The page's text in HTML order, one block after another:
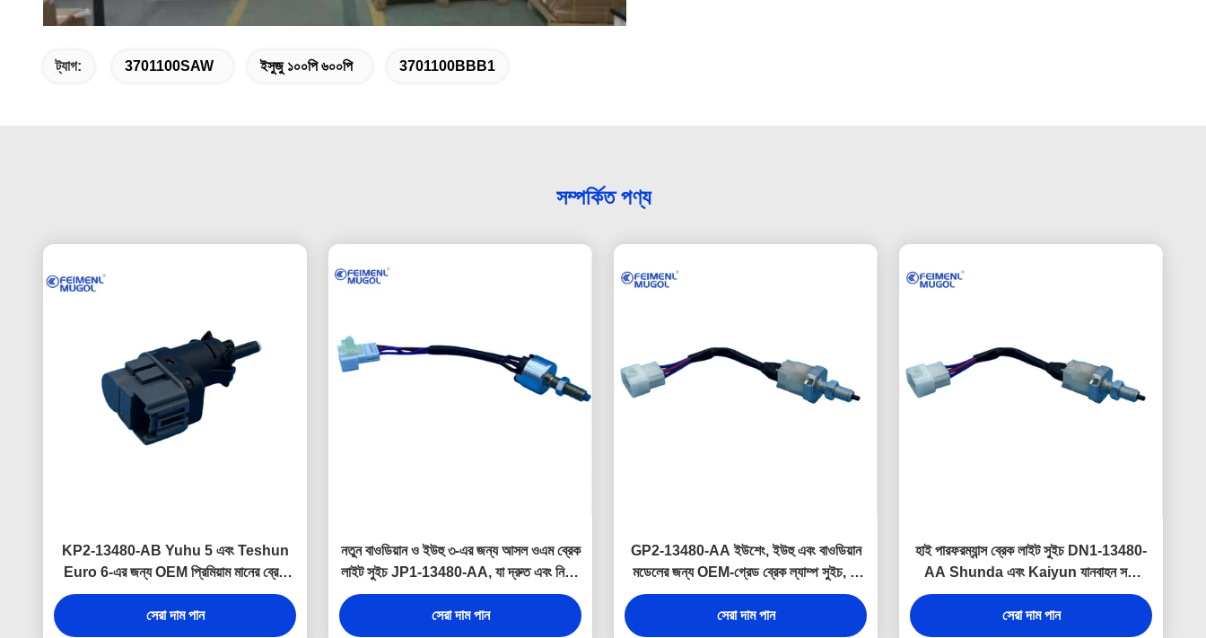
ট্যাগ: 3701100SAW ইসুজু ১০০পি ৬০০পি 3701100BBB1
সম্পর্কিত পণ্য
KP2-13480-AB Yuhu 5 এবং Teshun
Euro 6-এর জন্য OEM প্রিমিয়াম মানের ব্রেক
লাইট সুইচ প্রতিস্থাপন, যা নিখুঁতভাবে ফিট করার
গ্যারান্টি দিতে কারখানার স্পেসিফিকেশন অনুযায়ী তৈরি
সেরা দাম পান
নতুন বাওডিয়ান ও ইউহু ৩-এর জন্য আসল ওএম ব্রেক
লাইট সুইচ JP1-13480-AA, যা দ্রুত এবং নির্ভুল
ব্রেক লাইট সক্রিয়করণের জন্য তৈরি করা হয়েছে।
সেরা দাম পান
GP2-13480-AA ইউশেং, ইউহু এবং বাওডিয়ান
মডেলের জন্য OEM-গ্রেড ব্রেক ল্যাম্প সুইচ, যা
মসৃণ কার্যকারিতা এবং পরিধানের বিরুদ্ধে শক্তিশালী
প্রতিরোধের জন্য উচ্চ-মানের অভ্যন্তরীণ উপাদান
সেরা দাম পান
হাই পারফরম্যান্স ব্রেক লাইট সুইচ DN1-13480-
AA Shunda এবং Kaiyun যানবাহন সঙ্গে
সামঞ্জস্যপূর্ণ, নির্ভরযোগ্য ব্রেক সংকেত সক্রিয়করণ
সেরা দাম পান